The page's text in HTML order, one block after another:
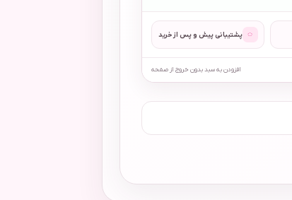
◌ پشتیبانی پیش و پس از خرید
افزودن به سبد بدون خروج از صفحه